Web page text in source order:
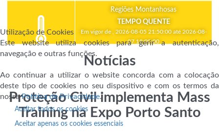
Regiões Montanhosas
TEMPO QUENTE
Em vigor de , 2026-08-05 21:50:00 até 2026-08-
07 18:00:00
Notícias
Proteção Civil implementa Mass
Training na Expo Porto Santo
Utilização de Cookies
Este website utiliza cookies para gerir a autenticação,
navegação e outras funções.
Ao continuar a utilizar o website concorda com a colocação
deste tipo de cookies no seu dispositivo e com os termos da
nossaPolítica de Privacidade.
Aceitar todos os cookies
Aceitar apenas os cookies essenciais